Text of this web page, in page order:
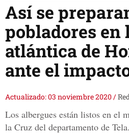
Así se
pobladores en
atlántica de
ante el
Actualizado: 03 noviembre 2020/
Los albergues están listos en el
la Cruz del departamento de Tela.